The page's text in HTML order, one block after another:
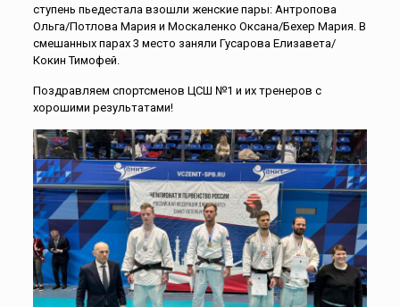
ступень пьедестала взошли женские пары: Антропова
Ольга/Потлова Мария и Москаленко Оксана/Бехер Мария. В
смешанных парах 3 место заняли Гусарова Елизавета/
Кокин Тимофей.
Поздравляем спортсменов ЦСШ №1 и их тренеров с
хорошими результатами!